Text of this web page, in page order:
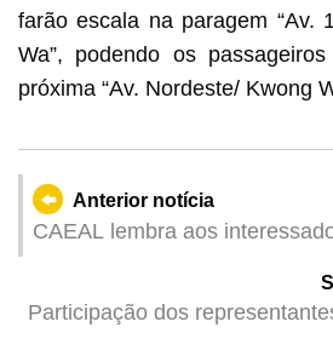
farão escala na paragem “Av.
Wa”, podendo os
próxima “Av. Nordeste/ Kwong
Anterior notícia
CAEAL lembra aos
comissão de candidatura que
o pedido de reconhecimento
possível após a obtenção de
Participação dos